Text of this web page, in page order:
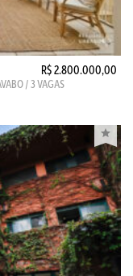
R$ 2.800.000,00
/ 3 VAGAS